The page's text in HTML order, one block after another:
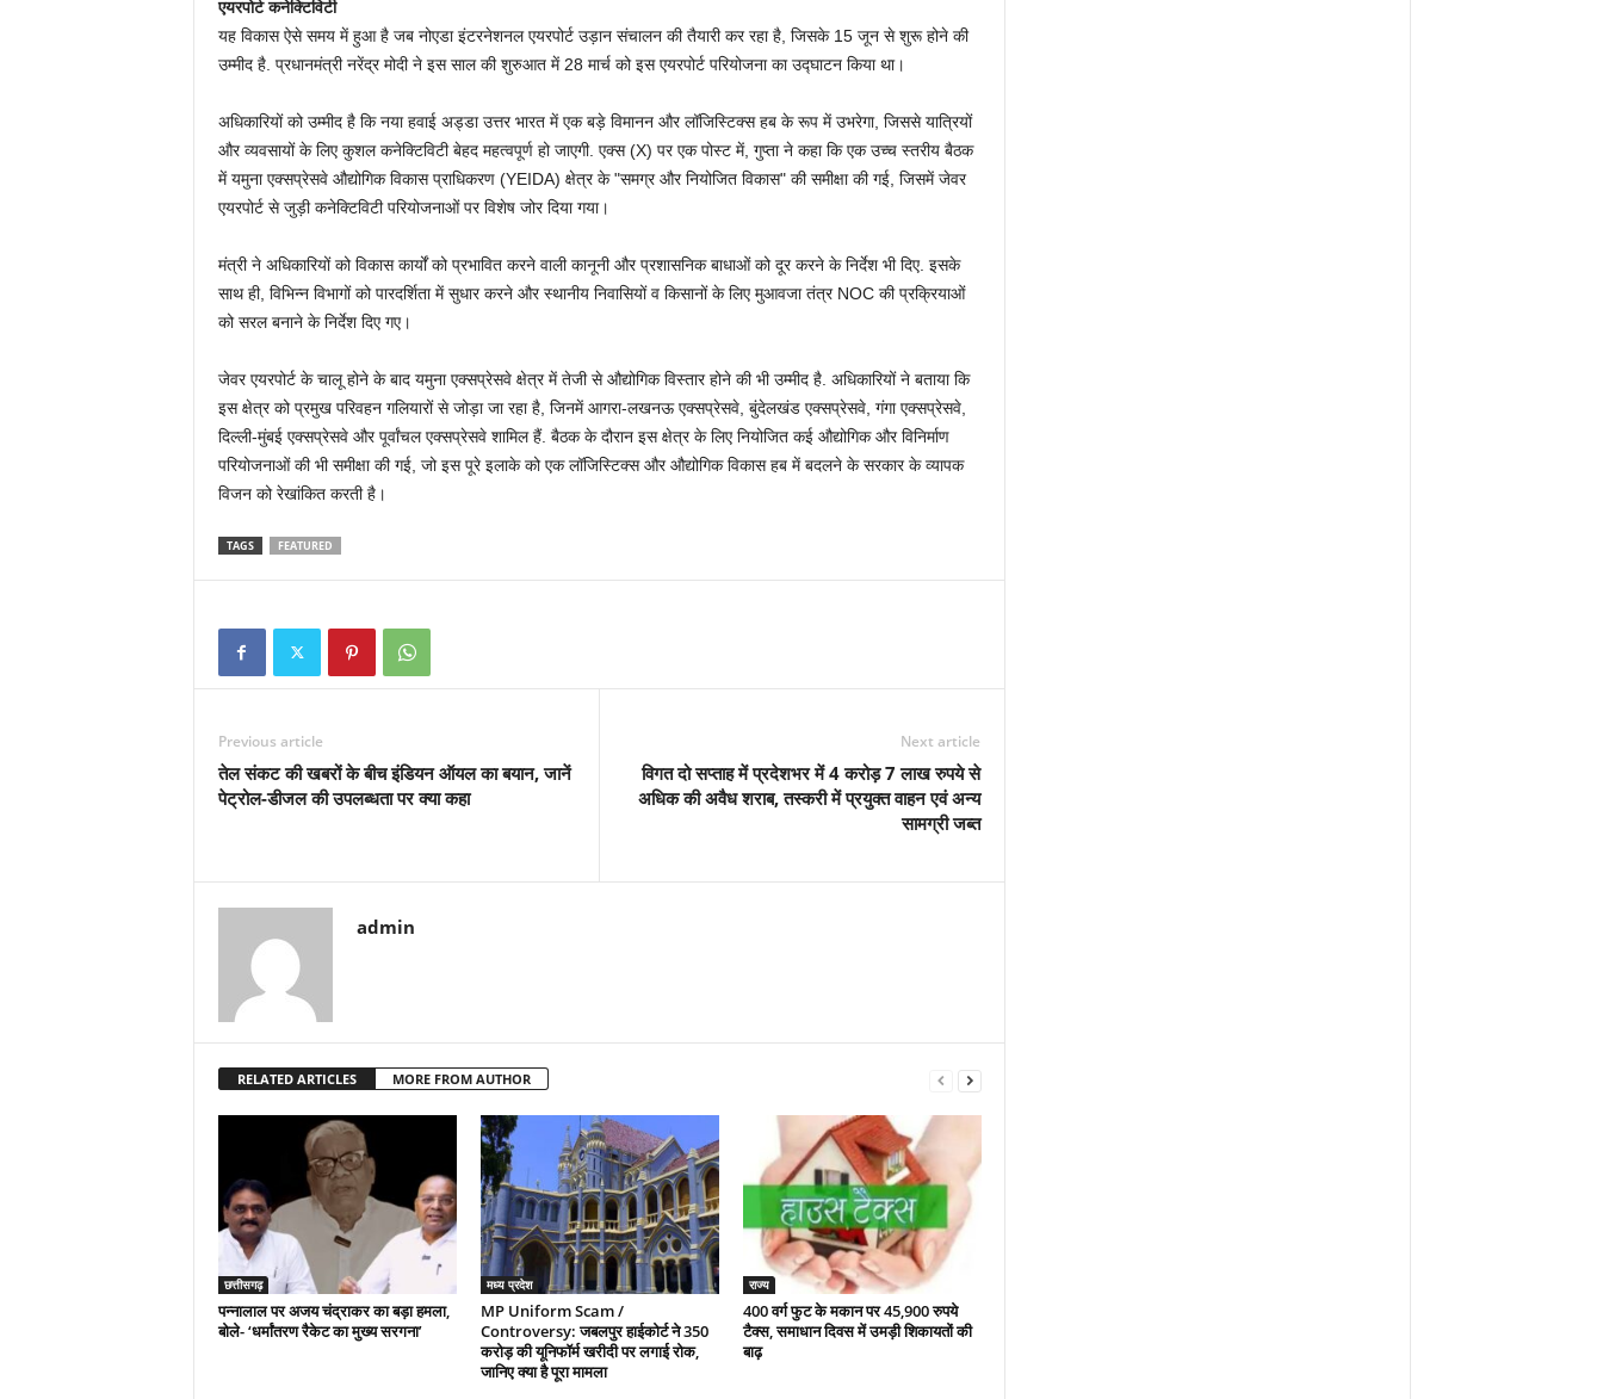
एयरपोर्ट कनेक्टिविटी
यह विकास ऐसे समय में हुआ है जब नोएडा इंटरनेशनल एयरपोर्ट उड़ान संचालन की तैयारी कर रहा है, जिसके 15 जून से शुरू होने की
उम्मीद है. प्रधानमंत्री नरेंद्र मोदी ने इस साल की शुरुआत में 28 मार्च को इस एयरपोर्ट परियोजना का उद्घाटन किया था।
अधिकारियों को उम्मीद है कि नया हवाई अड्डा उत्तर भारत में एक बड़े विमानन और लॉजिस्टिक्स हब के रूप में उभरेगा, जिससे यात्रियों
और व्यवसायों के लिए कुशल कनेक्टिविटी बेहद महत्वपूर्ण हो जाएगी. एक्स (X) पर एक पोस्ट में, गुप्ता ने कहा कि एक उच्च स्तरीय बैठक
में यमुना एक्सप्रेसवे औद्योगिक विकास प्राधिकरण (YEIDA) क्षेत्र के "समग्र और नियोजित विकास" की समीक्षा की गई, जिसमें जेवर
एयरपोर्ट से जुड़ी कनेक्टिविटी परियोजनाओं पर विशेष जोर दिया गया।
मंत्री ने अधिकारियों को विकास कार्यों को प्रभावित करने वाली कानूनी और प्रशासनिक बाधाओं को दूर करने के निर्देश भी दिए. इसके
साथ ही, विभिन्न विभागों को पारदर्शिता में सुधार करने और स्थानीय निवासियों व किसानों के लिए मुआवजा तंत्र NOC की प्रक्रियाओं
को सरल बनाने के निर्देश दिए गए।
जेवर एयरपोर्ट के चालू होने के बाद यमुना एक्सप्रेसवे क्षेत्र में तेजी से औद्योगिक विस्तार होने की भी उम्मीद है. अधिकारियों ने बताया कि
इस क्षेत्र को प्रमुख परिवहन गलियारों से जोड़ा जा रहा है, जिनमें आगरा-लखनऊ एक्सप्रेसवे, बुंदेलखंड एक्सप्रेसवे, गंगा एक्सप्रेसवे,
दिल्ली-मुंबई एक्सप्रेसवे और पूर्वांचल एक्सप्रेसवे शामिल हैं. बैठक के दौरान इस क्षेत्र के लिए नियोजित कई औद्योगिक और विनिर्माण
परियोजनाओं की भी समीक्षा की गई, जो इस पूरे इलाके को एक लॉजिस्टिक्स और औद्योगिक विकास हब में बदलने के सरकार के व्यापक
विजन को रेखांकित करती है।
TAGS FEATURED
Previous article
तेल संकट की खबरों के बीच इंडियन ऑयल का बयान, जानें
पेट्रोल-डीजल की उपलब्धता पर क्या कहा
Next article
विगत दो सप्ताह में प्रदेशभर में 4 करोड़ 7 लाख रुपये से
अधिक की अवैध शराब, तस्करी में प्रयुक्त वाहन एवं अन्य
सामग्री जब्‍त
admin
RELATED ARTICLES MORE FROM AUTHOR
छत्तीसगढ़
पन्नालाल पर अजय चंद्राकर का बड़ा हमला,
बोले- ‘धर्मांतरण रैकेट का मुख्य सरगना’
मध्य प्रदेश
MP Uniform Scam /
Controversy: जबलपुर हाईकोर्ट ने 350
करोड़ की यूनिफॉर्म खरीदी पर लगाई रोक,
जानिए क्या है पूरा मामला
राज्य
400 वर्ग फुट के मकान पर 45,900 रुपये
टैक्स, समाधान दिवस में उमड़ी शिकायतों की
बाढ़